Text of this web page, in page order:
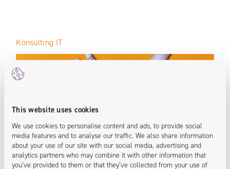
This website uses cookies
We use cookies to personalise content and ads, to provide social
media features and to analyse our traffic. We also share information
about your use of our site with our social media, advertising and
analytics partners who may combine it with other information that
you’ve provided to them or that they’ve collected from your use of
Konsulting IT